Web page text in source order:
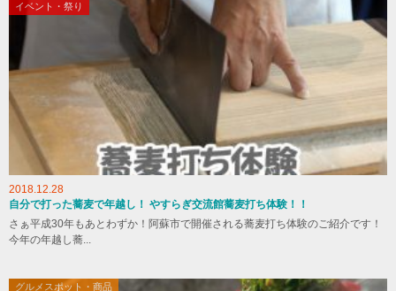
イベント・祭り
2018.12.28
自分で打った蕎麦で年越し！ やすらぎ交流館蕎麦打ち体験！！
さぁ平成30年もあとわずか！阿蘇市で開催される蕎麦打ち体験のご紹介です！
今年の年越し蕎...
グルメスポット・商品